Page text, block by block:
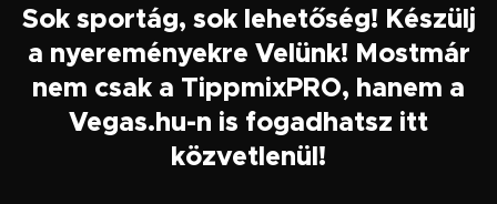
Sok sportág, sok lehetőség! Készülj
a nyereményekre Velünk! Mostmár
nem csak a TippmixPRO, hanem a
Vegas.hu-n is fogadhatsz itt
közvetlenül!